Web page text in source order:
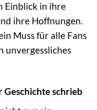
Einblick in ihre
ihre Hoffnungen.
Muss für alle Fans
unvergessliches
Geschichte schrieb